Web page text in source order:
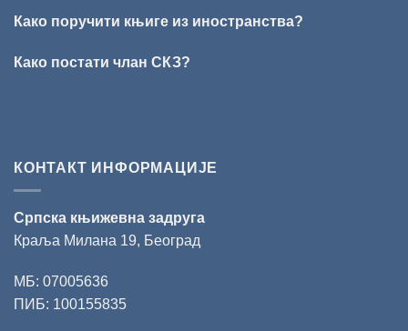
Раичковић“
Ристовићу
Како поручити књиге из иностранства?
Како постати члан СКЗ?
КОНТАКТ ИНФОРМАЦИЈЕ
Српска књижевна задруга
Краља Милана 19, Београд
МБ: 07005636
ПИБ: 100155835